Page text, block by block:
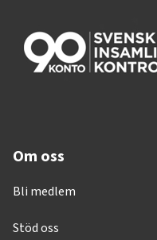
Om oss
Bli medlem
Stöd oss